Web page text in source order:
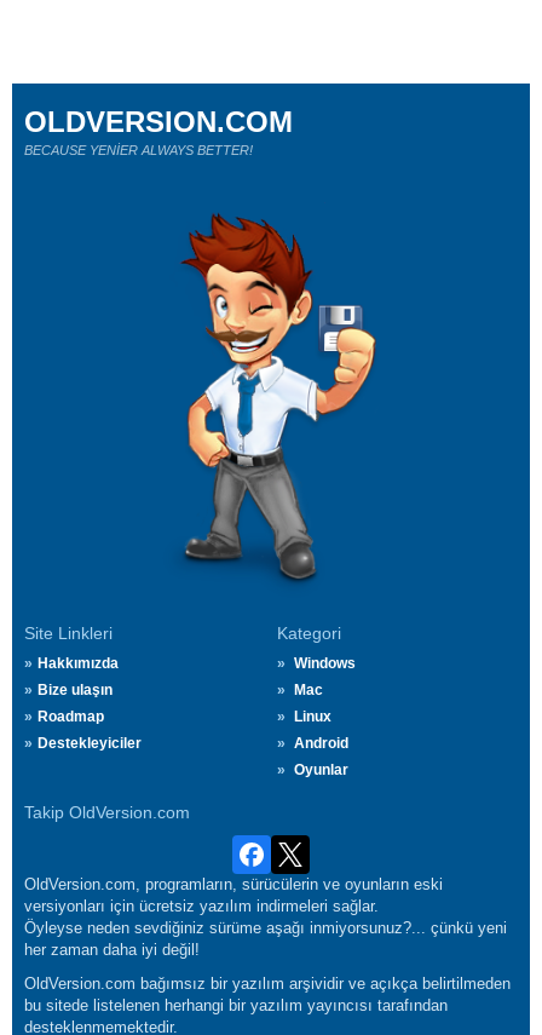
Site Linkleri
Hakkımızda
Bize ulaşın
Roadmap
Destekleyiciler
Kategori
Windows
Mac
Linux
Android
Oyunlar
Takip OldVersion.com
OLDVERSION.COM
BECAUSE YENİER ALWAYS BETTER!
OldVersion.com, programların, sürücülerin ve oyunların eski
versiyonları için ücretsiz yazılım indirmeleri sağlar.
Öyleyse neden sevdiğiniz sürüme aşağı inmiyorsunuz?... çünkü yeni
her zaman daha iyi değil!
OldVersion.com bağımsız bir yazılım arşividir ve açıkça belirtilmeden
bu sitede listelenen herhangi bir yazılım yayıncısı tarafından
desteklenmemektedir.